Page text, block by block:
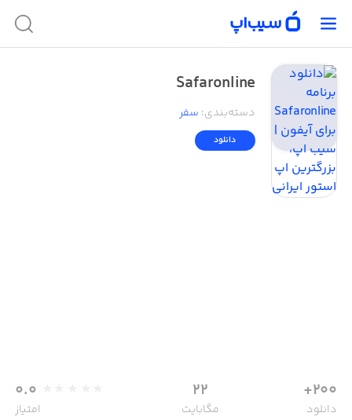
Safaronline
دسته‌بندی: سفر
دانلود
200+
دانلود
22
مگابایت
0.0
امتیاز